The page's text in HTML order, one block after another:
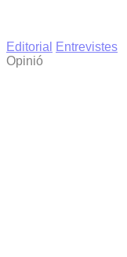
Editorial
Entrevistes
Opinió